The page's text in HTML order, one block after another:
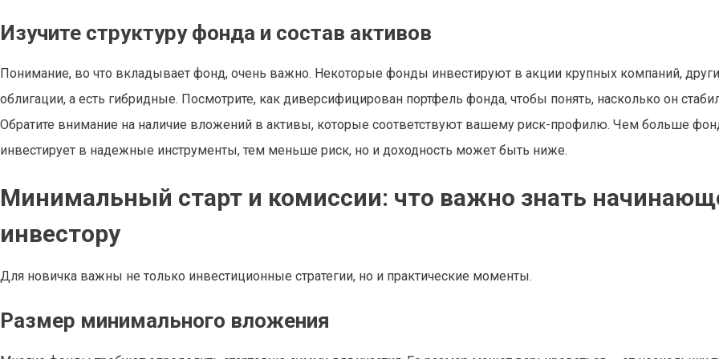
Изучите структуру фонда и состав активов
Понимание, во что вкладывает фонд, очень важно. Некоторые фонды инвестируют в акции крупных компаний,
облигации, а есть гибридные. Посмотрите, как диверсифицирован портфель фонда, чтобы понять, насколько он
Обратите внимание на наличие вложений в активы, которые соответствуют вашему риск-профилю. Чем больше
инвестирует в надежные инструменты, тем меньше риск, но и доходность может быть ниже.
Минимальный старт и комиссии: что важно знать
инвестору
Для новичка важны не только инвестиционные стратегии, но и практические моменты.
Размер минимального вложения